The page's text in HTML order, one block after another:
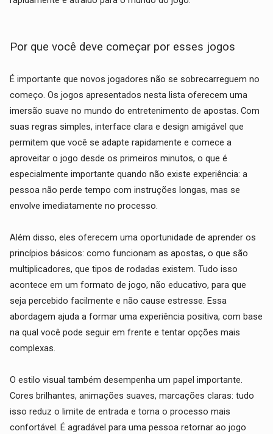
Por que você deve começar por esses jogos
É importante que novos jogadores não se sobrecarreguem no
começo. Os jogos apresentados nesta lista oferecem uma
imersão suave no mundo do entretenimento de apostas. Com
suas regras simples, interface clara e design amigável que
permitem que você se adapte rapidamente e comece a
aproveitar o jogo desde os primeiros minutos, o que é
especialmente importante quando não existe experiência: a
pessoa não perde tempo com instruções longas, mas se
envolve imediatamente no processo.
Além disso, eles oferecem uma oportunidade de aprender os
princípios básicos: como funcionam as apostas, o que são
multiplicadores, que tipos de rodadas existem. Tudo isso
acontece em um formato de jogo, não educativo, para que
seja percebido facilmente e não cause estresse. Essa
abordagem ajuda a formar uma experiência positiva, com base
na qual você pode seguir em frente e tentar opções mais
complexas.
O estilo visual também desempenha um papel importante.
Cores brilhantes, animações suaves, marcações claras: tudo
isso reduz o limite de entrada e torna o processo mais
confortável. É agradável para uma pessoa retornar ao jogo